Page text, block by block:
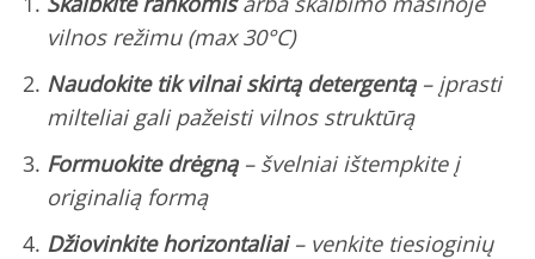
vilnos režimu (max 30°C)
Naudokite tik vilnai skirtą detergentą– įprasti
milteliai gali pažeisti vilnos struktūrą
Formuokite drėgną– švelniai ištempkite į
originalią formą
Džiovinkite horizontaliai– venkite tiesioginių